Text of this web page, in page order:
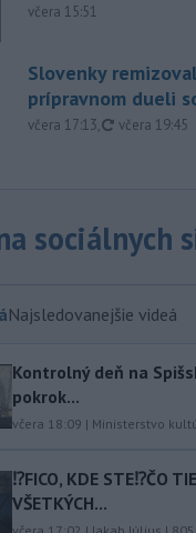
včera 15:51
Slovenky
prípravnom dueli
včera 17:13, aktualizované
včera 19:45
sociálnych
Najsledovanejšie videá
Kontrolný deň na
pokrok...
včera 18:09 | Ministerstvo
⁉️FICO, KDE STE⁉️ČO
VŠETKÝCH...